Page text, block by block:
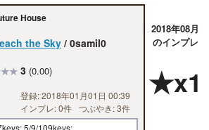
House
the Sky/ 0samil0
3 (0.00)
登録: 2018年01月01日 00:39
インプレ: 0件 つぶやき: 3件
2018年08月
のインプレ
★x1